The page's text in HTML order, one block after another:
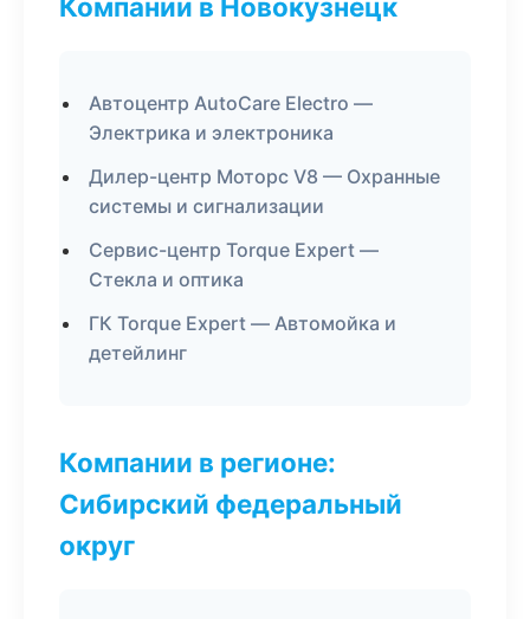
Компании в Новокузнецк
Автоцентр AutoCare Electro —
Электрика и электроника
Дилер-центр Моторс V8 — Охранные
системы и сигнализации
Сервис-центр Torque Expert —
Стекла и оптика
ГК Torque Expert — Автомойка и
детейлинг
Компании в регионе:
Сибирский федеральный
округ